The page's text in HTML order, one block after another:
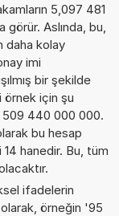
5,097 481
görür. Aslında, bu,
daha kolay
imi
bir şekilde
örnek için şu
440 000 000.
bu hesap
hanedir. Bu, tüm
ifadelerin
olarak, örneğin '95